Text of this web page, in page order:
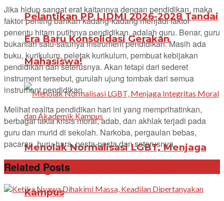
Pelantikan PP LIDMI 2026-2028 Tandai
Era Baru Konsolidasi Gerakan
Mahasiswa!
Menolak Normalisasi LGBT, Menjaga
Integritas Moral dan Akademik
Kampus
Jika hidup sangat erat kaitannya dengan pendidikan, maka
faktor penting bahkan kadang-kadang menjadi faktor
penentu hitam putihnya pendidikan, adalah guru. Benar, guru
bukanlah satu-satunya instrument pendidikan. Masih ada
buku, kurikulum, peletak kurikulum, pembuat kebijakan
pendidikan dan seterusnya. Akan tetapi dari sederet
instrument tersebut, gurulah ujung tombak dari semua
instrument pendidikan.
Melihat realita pendidikan hari ini yang memprihatinkan,
berbagai fakta krisis moral, adab, dan akhlak terjadi pada
guru dan murid di sekolah. Narkoba, pergaulan bebas,
pacaran, huru-hara, pesta-pesta dan seterusnya.
Related Posts